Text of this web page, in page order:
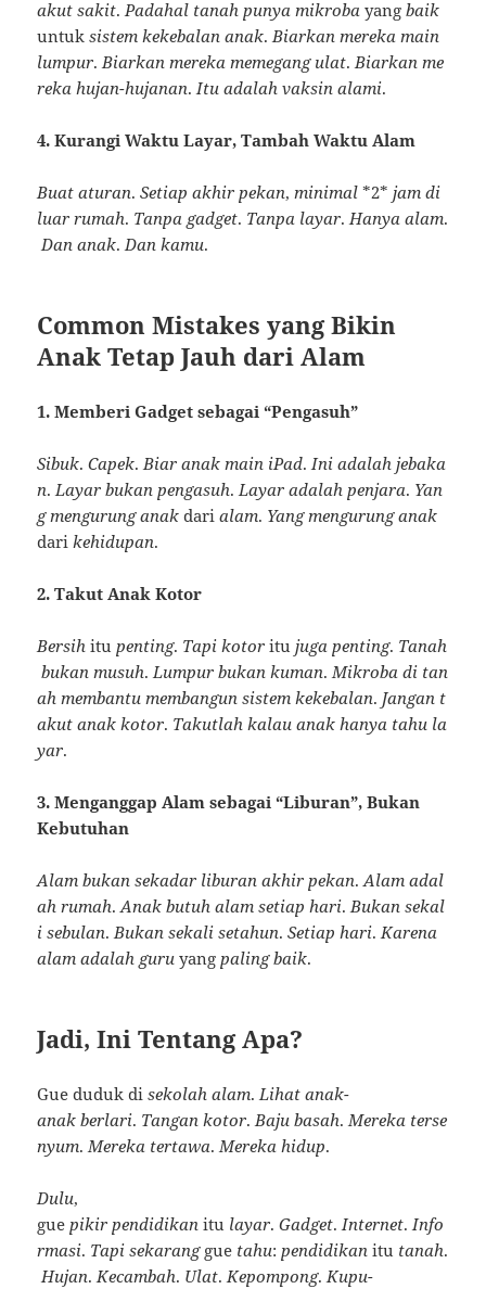
akut sakit. Padahal tanah punya mikroba yangbaik
untuksistem kekebalan anak. Biarkan mereka main
lumpur. Biarkan mereka memegang ulat. Biarkan me
reka hujan-hujanan. Itu adalah vaksin alami.
4. Kurangi Waktu Layar, Tambah Waktu Alam
Buat aturan.Setiap akhir pekan, minimal *2* jam di
luar rumah. Tanpa gadget. Tanpa layar. Hanya alam.
Dan anak. Dan kamu.
Common Mistakes yang Bikin
Anak Tetap Jauh dari Alam
1. Memberi Gadget sebagai “Pengasuh”
Sibuk.Capek. Biar anak main iPad. Ini adalah jebaka
n. Layar bukan pengasuh. Layar adalah penjara. Yan
g mengurung anak darialam. Yang mengurung anak
dari kehidupan.
2. Takut Anak Kotor
Bersih itu penting. Tapi kotor itu juga penting. Tanah
bukan musuh. Lumpur bukan kuman. Mikroba di tan
ah membantu membangun sistem kekebalan. Jangan t
akut anak kotor. Takutlah kalau anak hanya tahu la
yar.
3. Menganggap Alam sebagai “Liburan”, Bukan
Kebutuhan
Alam bukan sekadar liburan akhir pekan.Alam adal
ah rumah.Anak butuh alam setiap hari. Bukan sekal
i sebulan. Bukan sekali setahun.Setiap hari. Karena
alam adalah guru yang paling baik.
Jadi, Ini Tentang Apa?
Gue duduk disekolah alam. Lihat anak-
anak berlari. Tangan kotor. Baju basah. Mereka terse
nyum. Mereka tertawa. Mereka hidup.
Dulu,
gue pikir pendidikan itu layar.Gadget. Internet. Info
rmasi. Tapi sekaranggue tahu: pendidikan itu tanah.
Hujan. Kecambah. Ulat. Kepompong. Kupu-